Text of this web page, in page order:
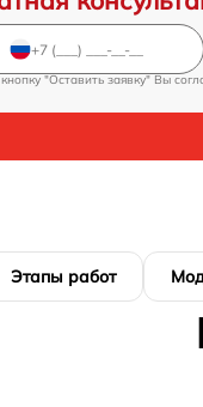
"Оставить заявку" Вы
Этапы работ